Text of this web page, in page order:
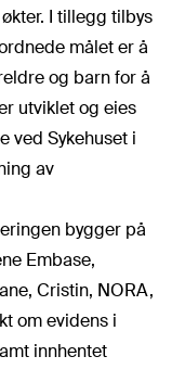
I tillegg tilbys
målet er å
og barn for å
utviklet og eies
ved Sykehuset i
av
bygger på
Embase,
Cristin, NORA,
om evidens i
innhentet